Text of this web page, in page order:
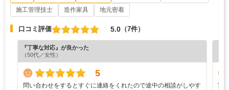
施工管理技士
造作家具 地元密着
口コミ評価 5.0 （7件）
『丁寧な対応』が良かった
（50代／女性）
5
問い合わせをするとすぐに連絡をくれたので途中の相談がしやす
実